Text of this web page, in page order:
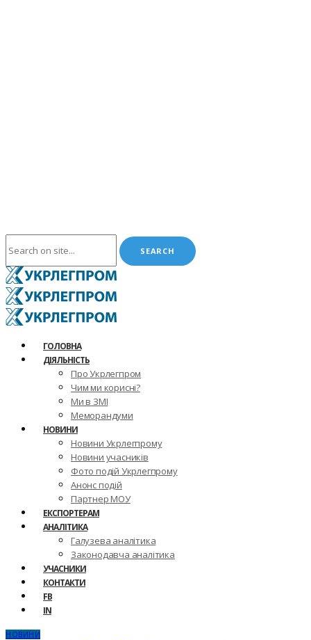
ГОЛОВНА
ДІЯЛЬНІСТЬ
Про Укрлегпром
Чим ми корисні?
Ми в ЗМІ
Меморандуми
НОВИНИ
Новини Укрлегпрому
Новини учасників
Фото подій Укрлегпрому
Анонс подій
Партнер МОУ
ЕКСПОРТЕРАМ
АНАЛІТИКА
Галузева аналітика
Законодавча аналітика
УЧАСНИКИ
КОНТАКТИ
FB
IN
НОВИНИ